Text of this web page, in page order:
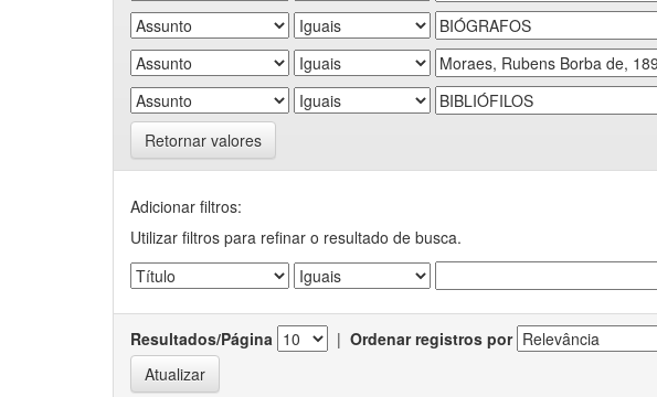
Retornar valores
Adicionar filtros:
Utilizar filtros para refinar o resultado de busca.
Resultados/Página | Ordenar registros por